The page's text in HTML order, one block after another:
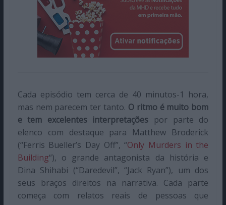
Cada episódio tem cerca de 40 minutos-1 hora,
mas nem parecem ter tanto. O ritmo é muito bom
e tem excelentes interpretações por parte do
elenco com destaque para Matthew Broderick
(“Ferris Bueller’s Day Off”, “Only Murders in the
Building“), o grande antagonista da história e
Dina Shihabi (“Daredevil”, “Jack Ryan”), um dos
seus braços direitos na narrativa. Cada parte
começa com relatos reais de pessoas que